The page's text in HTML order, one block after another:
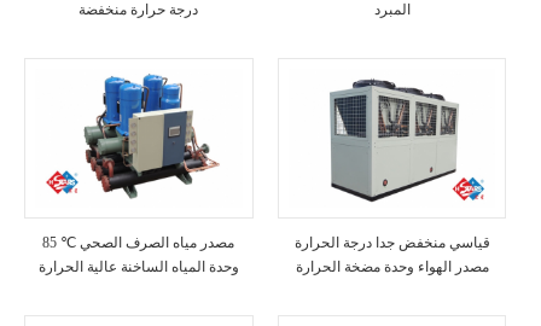
درجة حرارة منخفضة
المبرد
85 ℃ مصدر مياه الصرف الصحي
وحدة المياه الساخنة عالية الحرارة
قياسي منخفض جدا درجة الحرارة
مصدر الهواء وحدة مضخة الحرارة